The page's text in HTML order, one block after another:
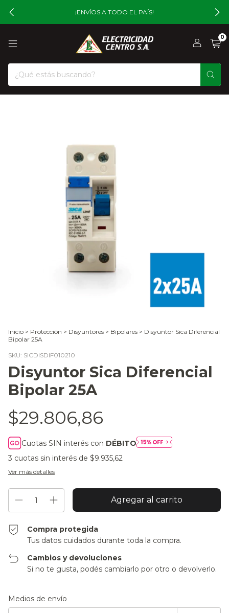
¡ENVÍOS A TODO EL PAÍS!
0
Inicio > Protección > Disyuntores > Bipolares > Disyuntor Sica Diferencial
Bipolar 25A
SKU: SICDISDIF010210
Disyuntor Sica Diferencial
Bipolar 25A
$29.806,86
Cuotas SIN interés con DÉBITO
3 cuotas sin interés de $9.935,62
Ver más detalles
Compra protegida
Tus datos cuidados durante toda la compra.
Cambios y devoluciones
Si no te gusta, podés cambiarlo por otro o devolverlo.
Entregas para el CP:
Medios de envío